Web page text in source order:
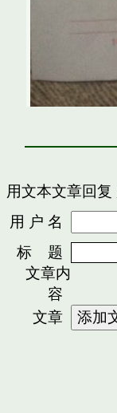
用文本文章回复
用 户 名
标 题
文章内
容
文章